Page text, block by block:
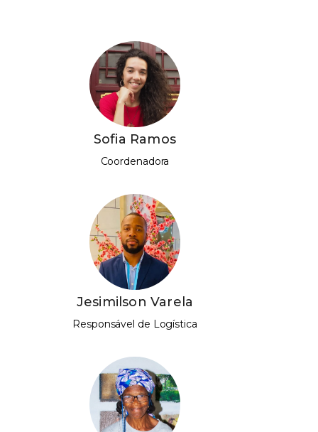
Sofia Ramos
Coordenadora
Jesimilson Varela
Responsável de Logística